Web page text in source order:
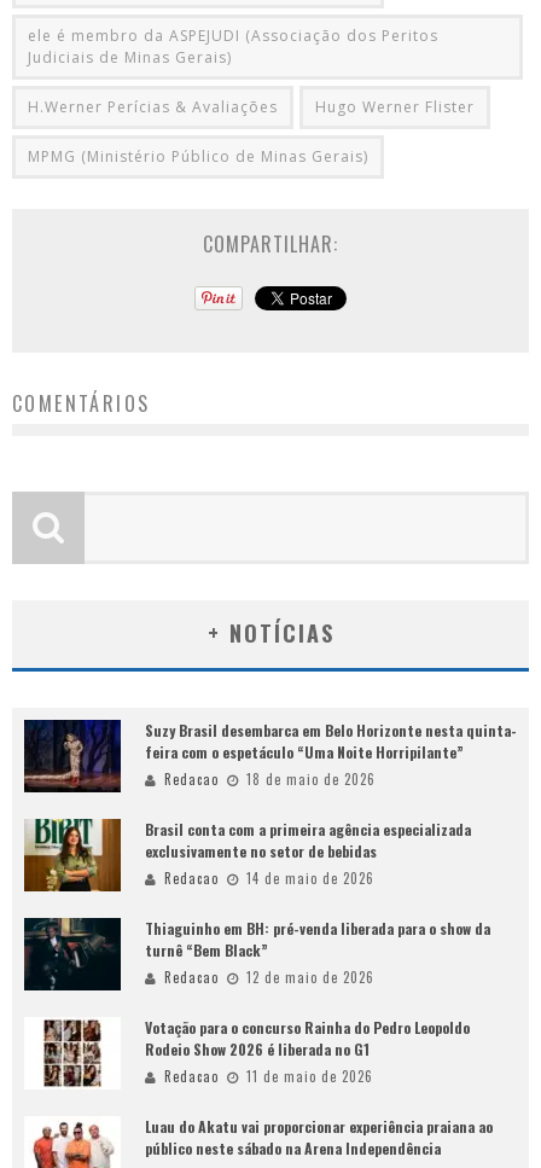
ele é membro da ASPEJUDI (Associação dos Peritos
Judiciais de Minas Gerais)
H.Werner Perícias & Avaliações Hugo Werner Flister
MPMG (Ministério Público de Minas Gerais)
COMPARTILHAR:
COMENTÁRIOS
+ NOTÍCIAS
Suzy Brasil desembarca em Belo Horizonte nesta quinta-
feira com o espetáculo “Uma Noite Horripilante”
Redacao 18 de maio de 2026
Brasil conta com a primeira agência especializada
exclusivamente no setor de bebidas
Redacao 14 de maio de 2026
Thiaguinho em BH: pré-venda liberada para o show da
turnê “Bem Black”
Redacao 12 de maio de 2026
Votação para o concurso Rainha do Pedro Leopoldo
Rodeio Show 2026 é liberada no G1
Redacao 11 de maio de 2026
Luau do Akatu vai proporcionar experiência praiana ao
público neste sábado na Arena Independência